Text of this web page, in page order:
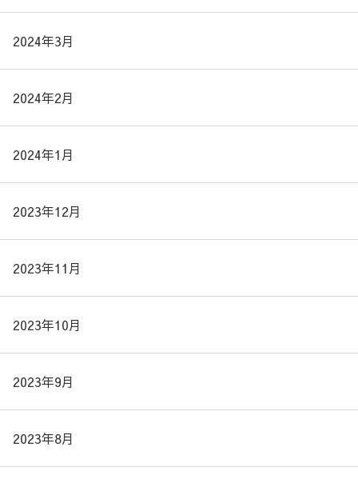
2024年3月
2024年2月
2024年1月
2023年12月
2023年11月
2023年10月
2023年9月
2023年8月